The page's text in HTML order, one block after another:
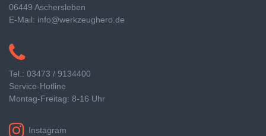
06449 Aschersleben
E-Mail: info@werkzeughero.de
Tel.: 03473 / 9134400
Service-Hotline
Montag-Freitag: 8-16 Uhr
Instagram